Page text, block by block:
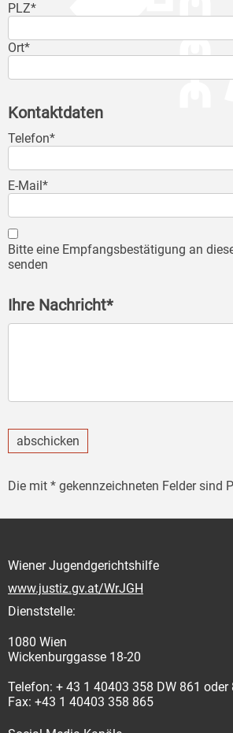
PLZ*
Ort*
Kontaktdaten
Telefon*
E-Mail*
Bitte eine Empfangsbestätigung an
senden
Ihre Nachricht*
abschicken
Die mit * gekennzeichneten Felder sind
Wiener Jugendgerichtshilfe
www.justiz.gv.at/WrJGH
Dienststelle:
1080 Wien
Wickenburggasse 18-20
Telefon: + 43 1 40403 358 DW 861 oder
Fax: +43 1 40403 358 865